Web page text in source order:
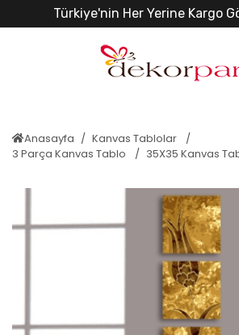
Türkiye'nin Her Yerine Kargo
Anasayfa
Kanvas Tablolar
3 Parça Kanvas Tablo
35X35 Kanvas